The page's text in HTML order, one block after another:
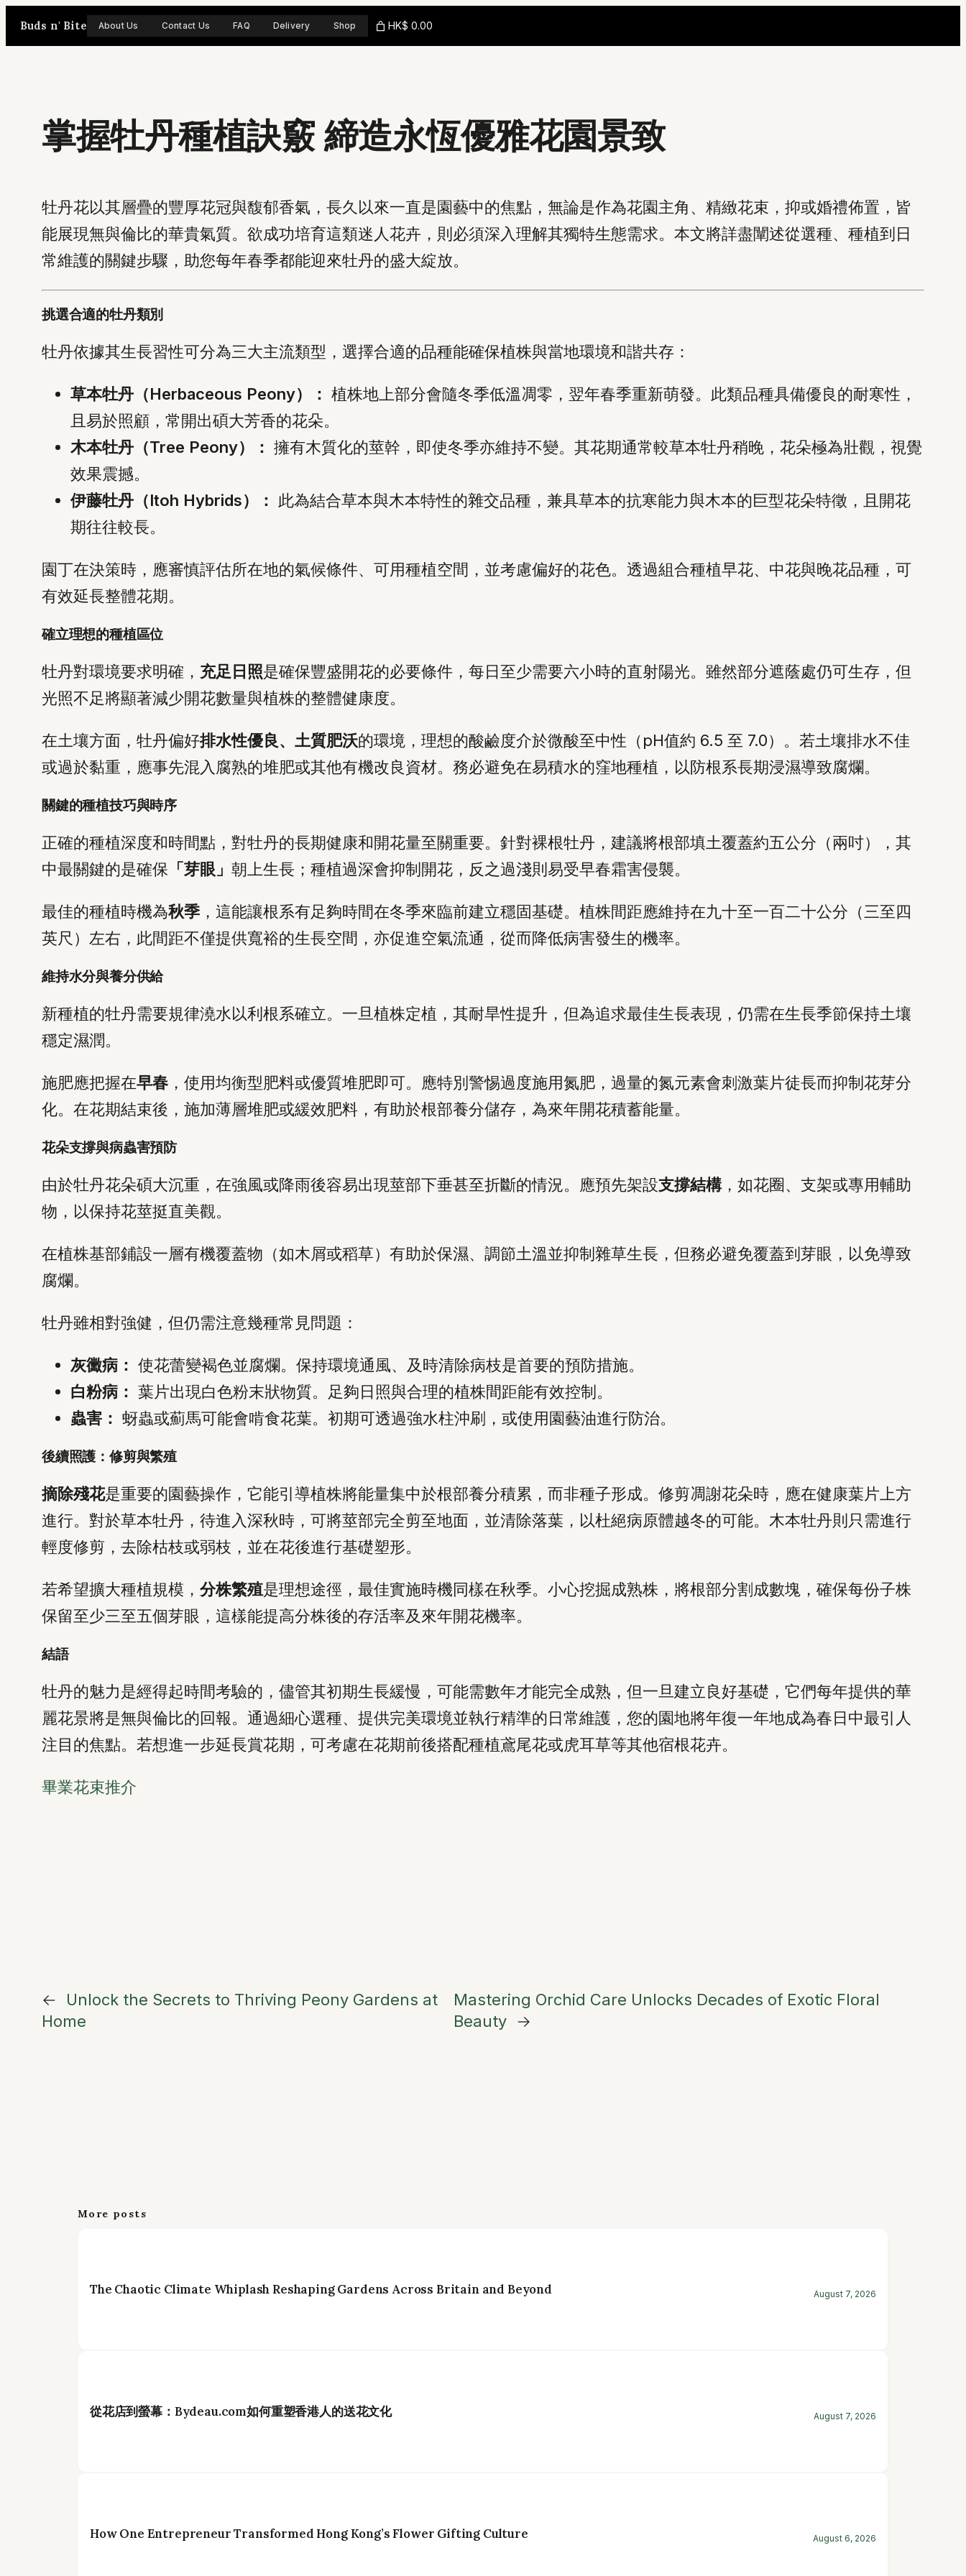
Buds n' Bite About Us Contact Us FAQ Delivery Shop HK$ 0.00
掌握牡丹種植訣竅 締造永恆優雅花園景致
牡丹花以其層疊的豐厚花冠與馥郁香氣，長久以來一直是園藝中的焦點，無論是作為花園主角、精緻花束，抑或婚禮佈置，皆
能展現無與倫比的華貴氣質。欲成功培育這類迷人花卉，則必須深入理解其獨特生態需求。本文將詳盡闡述從選種、種植到日
常維護的關鍵步驟，助您每年春季都能迎來牡丹的盛大綻放。
挑選合適的牡丹類別
牡丹依據其生長習性可分為三大主流類型，選擇合適的品種能確保植株與當地環境和諧共存：
草本牡丹（Herbaceous Peony）： 植株地上部分會隨冬季低溫凋零，翌年春季重新萌發。此類品種具備優良的耐寒性，
且易於照顧，常開出碩大芳香的花朵。
木本牡丹（Tree Peony）： 擁有木質化的莖幹，即使冬季亦維持不變。其花期通常較草本牡丹稍晚，花朵極為壯觀，視覺
效果震撼。
伊藤牡丹（Itoh Hybrids）： 此為結合草本與木本特性的雜交品種，兼具草本的抗寒能力與木本的巨型花朵特徵，且開花
期往往較長。
園丁在決策時，應審慎評估所在地的氣候條件、可用種植空間，並考慮偏好的花色。透過組合種植早花、中花與晚花品種，可
有效延長整體花期。
確立理想的種植區位
牡丹對環境要求明確， 充足日照是確保豐盛開花的必要條件，每日至少需要六小時的直射陽光。雖然部分遮蔭處仍可生存，但
光照不足將顯著減少開花數量與植株的整體健康度。
在土壤方面，牡丹偏好排水性優良、土質肥沃的環境，理想的酸鹼度介於微酸至中性（pH值約 6.5 至 7.0）。若土壤排水不佳
或過於黏重，應事先混入腐熟的堆肥或其他有機改良資材。務必避免在易積水的窪地種植，以防根系長期浸濕導致腐爛。
關鍵的種植技巧與時序
正確的種植深度和時間點，對牡丹的長期健康和開花量至關重要。針對裸根牡丹，建議將根部填土覆蓋約五公分（兩吋），其
中最關鍵的是確保 「芽眼」 朝上生長；種植過深會抑制開花，反之過淺則易受早春霜害侵襲。
最佳的種植時機為秋季 ，這能讓根系有足夠時間在冬季來臨前建立穩固基礎。植株間距應維持在九十至一百二十公分（三至四
英尺）左右，此間距不僅提供寬裕的生長空間，亦促進空氣流通，從而降低病害發生的機率。
維持水分與養分供給
新種植的牡丹需要規律澆水以利根系確立。一旦植株定植，其耐旱性提升，但為追求最佳生長表現，仍需在生長季節保持土壤
穩定濕潤。
施肥應把握在早春，使用均衡型肥料或優質堆肥即可。應特別警惕過度施用氮肥，過量的氮元素會刺激葉片徒長而抑制花芽分
化。在花期結束後，施加薄層堆肥或緩效肥料，有助於根部養分儲存，為來年開花積蓄能量。
花朵支撐與病蟲害預防
由於牡丹花朵碩大沉重，在強風或降雨後容易出現莖部下垂甚至折斷的情況。應預先架設支撐結構，如花圈、支架或專用輔助
物，以保持花莖挺直美觀。
在植株基部鋪設一層有機覆蓋物（如木屑或稻草）有助於保濕、調節土溫並抑制雜草生長，但務必避免覆蓋到芽眼，以免導致
腐爛。
牡丹雖相對強健，但仍需注意幾種常見問題：
灰黴病： 使花蕾變褐色並腐爛。保持環境通風、及時清除病枝是首要的預防措施。
白粉病： 葉片出現白色粉末狀物質。足夠日照與合理的植株間距能有效控制。
蟲害： 蚜蟲或薊馬可能會啃食花葉。初期可透過強水柱沖刷，或使用園藝油進行防治。
後續照護：修剪與繁殖
摘除殘花是重要的園藝操作，它能引導植株將能量集中於根部養分積累，而非種子形成。修剪凋謝花朵時，應在健康葉片上方
進行。對於草本牡丹，待進入深秋時，可將莖部完全剪至地面，並清除落葉，以杜絕病原體越冬的可能。木本牡丹則只需進行
輕度修剪，去除枯枝或弱枝，並在花後進行基礎塑形。
若希望擴大種植規模， 分株繁殖是理想途徑，最佳實施時機同樣在秋季。小心挖掘成熟株，將根部分割成數塊，確保每份子株
保留至少三至五個芽眼，這樣能提高分株後的存活率及來年開花機率。
結語
牡丹的魅力是經得起時間考驗的，儘管其初期生長緩慢，可能需數年才能完全成熟，但一旦建立良好基礎，它們每年提供的華
麗花景將是無與倫比的回報。通過細心選種、提供完美環境並執行精準的日常維護，您的園地將年復一年地成為春日中最引人
注目的焦點。若想進一步延長賞花期，可考慮在花期前後搭配種植鳶尾花或虎耳草等其他宿根花卉。
畢業花束推介
←
Unlock the Secrets to Thriving Peony Gardens at
Home
Mastering Orchid Care Unlocks Decades of Exotic Floral
Beauty →
More posts
The Chaotic Climate Whiplash Reshaping Gardens Across Britain and Beyond August 7, 2026
從花店到螢幕：Bydeau.com如何重塑香港人的送花文化 August 7, 2026
How One Entrepreneur Transformed Hong Kong’s Flower Gifting Culture August 6, 2026